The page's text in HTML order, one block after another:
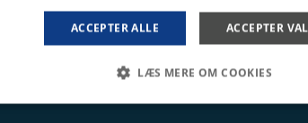
ACCEPTER ALLE ACCEPTER
LÆS MERE OM COOKIES